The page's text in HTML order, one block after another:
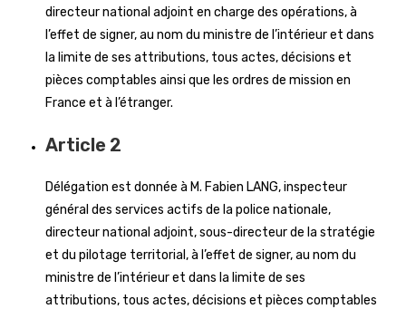
directeur national adjoint en charge des opérations, à
l’effet de signer, au nom du ministre de l’intérieur et dans
la limite de ses attributions, tous actes, décisions et
pièces comptables ainsi que les ordres de mission en
France et à l’étranger.
Article 2
Délégation est donnée à M. Fabien LANG, inspecteur
général des services actifs de la police nationale,
directeur national adjoint, sous-directeur de la stratégie
et du pilotage territorial, à l’effet de signer, au nom du
ministre de l’intérieur et dans la limite de ses
attributions, tous actes, décisions et pièces comptables